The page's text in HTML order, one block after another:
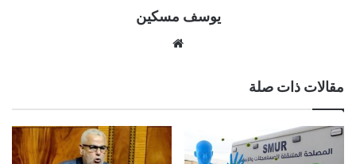
يوسف مسكين
مقالات ذات صلة